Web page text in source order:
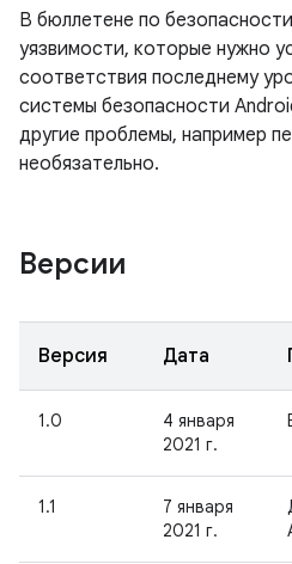
В бюллетене по
уязвимости, которые нужно
соответствия последнему
системы безопасности
другие проблемы, например
необязательно.
Версии
Версия Дата
1.0
4 января
2021 г.
1.1
7 января
2021 г.